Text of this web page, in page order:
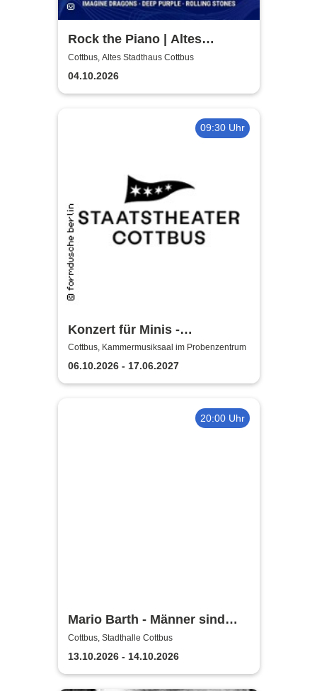
Rock the Piano | Altes
Stadthaus Cottbus
Cottbus, Altes Stadthaus Cottbus
04.10.2026
09:30 Uhr
Konzert für Minis -
Staatstheater Cottbus
Cottbus, Kammermusiksaal im Probenzentrum
06.10.2026 - 17.06.2027
20:00 Uhr
Mario Barth - Männer sind
nichts ohne die Frauen
Cottbus, Stadthalle Cottbus
13.10.2026 - 14.10.2026